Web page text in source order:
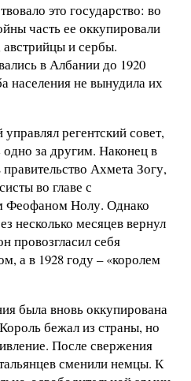
это государство: во
часть ее оккупировали
австрийцы и сербы.
в Албании до 1920
населения не вынудила их
регентский совет,
одно за другим. Наконец в
Ахмета Зогу,
во главе с
Феофаном Нолу. Однако
несколько месяцев вернул
провозгласил себя
а в 1928 году – «королем
была вновь оккупирована
бежал из страны, но
После свержения
сменили немцы. К